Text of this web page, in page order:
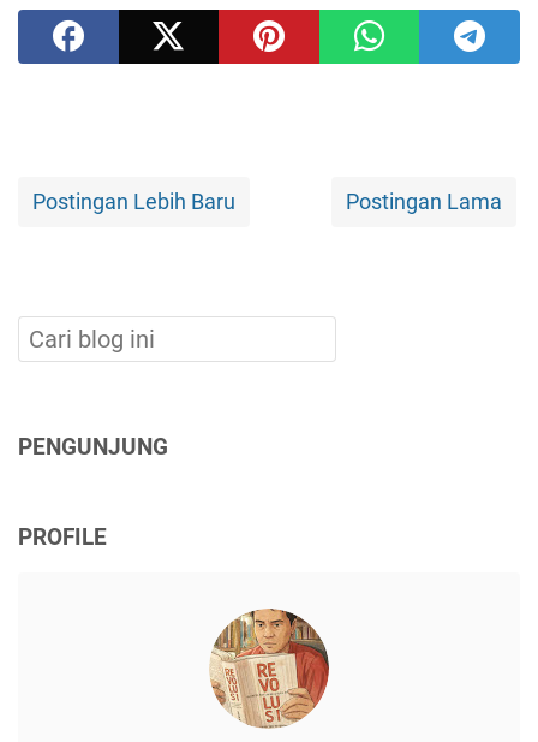
Postingan Lebih Baru Postingan Lama
PENGUNJUNG
PROFILE